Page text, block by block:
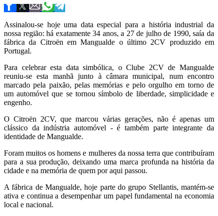
Assinalou-se hoje uma data especial para a história industrial da
nossa região: há exatamente 34 anos, a 27 de julho de 1990, saía da
fábrica da Citroën em Mangualde o último 2CV produzido em
Portugal.
Para celebrar esta data simbólica, o Clube 2CV de Mangualde
reuniu-se esta manhã junto à câmara municipal, num encontro
marcado pela paixão, pelas memórias e pelo orgulho em torno de
um automóvel que se tornou símbolo de liberdade, simplicidade e
engenho.
O Citroën 2CV, que marcou várias gerações, não é apenas um
clássico da indústria automóvel - é também parte integrante da
identidade de Mangualde.
Foram muitos os homens e mulheres da nossa terra que contribuíram
para a sua produção, deixando uma marca profunda na história da
cidade e na memória de quem por aqui passou.
A fábrica de Mangualde, hoje parte do grupo Stellantis, mantém-se
ativa e continua a desempenhar um papel fundamental na economia
local e nacional.